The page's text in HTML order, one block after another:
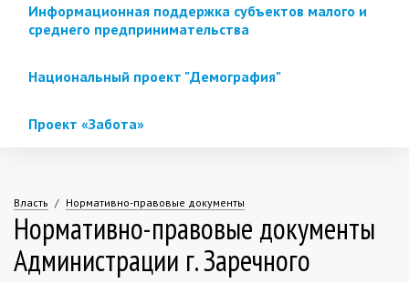
Информационная поддержка субъектов малого и
среднего предпринимательства
Национальный проект "Демография"
Проект «Забота»
Вы
здесь
Власть Нормативно-правовые документы
Нормативно-правовые документы
Администрации г. Заречного